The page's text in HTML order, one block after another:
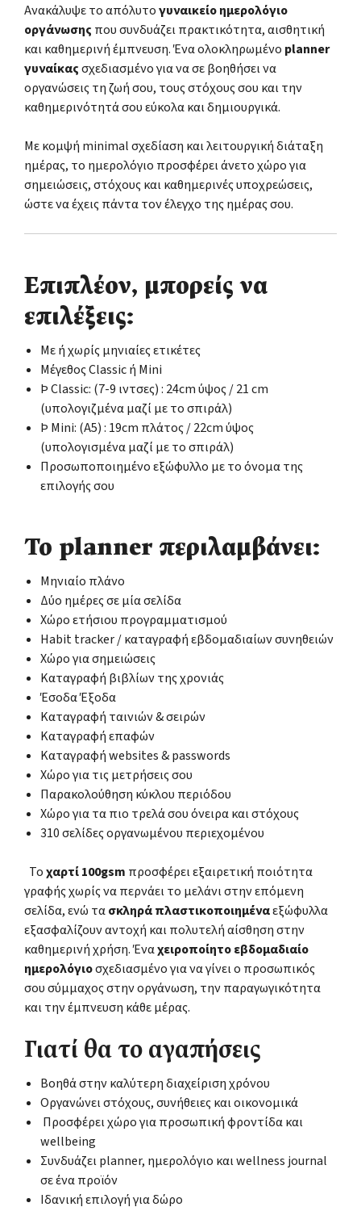
Ανακάλυψε το απόλυτογυναικείο ημερολόγιο
οργάνωσης που συνδυάζει πρακτικότητα, αισθητική
και καθημερινή έμπνευση. Ένα ολοκληρωμένο planner
γυναίκαςσχεδιασμένο για να σε βοηθήσει να
οργανώσεις τη ζωή σου, τους στόχους σου και την
καθημερινότητά σου εύκολα και δημιουργικά.
Με κομψή minimal σχεδίαση και λειτουργική διάταξη
ημέρας, το ημερολόγιο προσφέρει άνετο χώρο για
σημειώσεις, στόχους και καθημερινές υποχρεώσεις,
ώστε να έχεις πάντα τον έλεγχο της ημέρας σου.
Επιπλέον, μπορείς να
επιλέξεις:
Με ή χωρίς μηνιαίες ετικέτες
Μέγεθος Classic ή Mini
Þ Classic: (7-9 ιντσες) : 24cm ύψος / 21 cm
(υπολογιζμένα μαζί με το σπιράλ)
Þ Mini: (Α5) : 19cm πλάτος / 22cm ύψος
(υπολογισμένα μαζί με το σπιράλ)
Προσωποποιημένο εξώφυλλο με το όνομα της
επιλογής σου
Το planner περιλαμβάνει:
Μηνιαίο πλάνο
Δύο ημέρες σε μία σελίδα
Χώρο ετήσιου προγραμματισμού
Habit tracker / καταγραφή εβδομαδιαίων συνηθειών
Χώρο για σημειώσεις
Καταγραφή βιβλίων της χρονιάς
Έσοδα Έξοδα
Καταγραφή ταινιών & σειρών
Καταγραφή επαφών
Καταγραφή websites & passwords
Χώρο για τις μετρήσεις σου
Παρακολούθηση κύκλου περιόδου
Χώρο για τα πιο τρελά σου όνειρα και στόχους
310 σελίδες οργανωμένου περιεχομένου
Τοχαρτί 100gsm προσφέρει εξαιρετική ποιότητα
γραφής χωρίς να περνάει το μελάνι στην επόμενη
σελίδα, ενώ τασκληρά πλαστικοποιημέναεξώφυλλα
εξασφαλίζουν αντοχή και πολυτελή αίσθηση στην
καθημερινή χρήση. Έναχειροποίητο εβδομαδιαίο
ημερολόγιοσχεδιασμένο για να γίνει ο προσωπικός
σου σύμμαχος στην οργάνωση, την παραγωγικότητα
και την έμπνευση κάθε μέρας.
Γιατί θα το αγαπήσεις
Βοηθά στην καλύτερη διαχείριση χρόνου
Οργανώνει στόχους, συνήθειες και οικονομικά
Προσφέρει χώρο για προσωπική φροντίδα και
wellbeing
Συνδυάζει planner, ημερολόγιο και wellness journal
σε ένα προϊόν
Ιδανική επιλογή για δώρο